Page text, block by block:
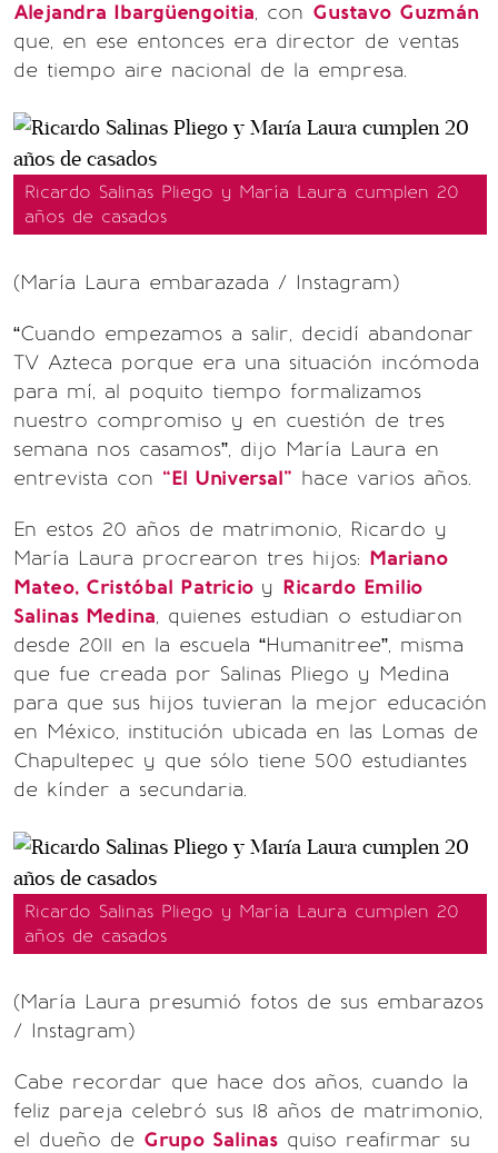
Alejandra Ibargüengoitia, con Gustavo Guzmán
que, en ese entonces era director de ventas
de tiempo aire nacional de la empresa.
Ricardo Salinas Pliego y María Laura cumplen 20
años de casados
(María Laura embarazada / Instagram)
“Cuando empezamos a salir, decidí abandonar
TV Azteca porque era una situación incómoda
para mí, al poquito tiempo formalizamos
nuestro compromiso y en cuestión de tres
semana nos casamos”, dijo María Laura en
entrevista con “El Universal” hace varios años.
En estos 20 años de matrimonio, Ricardo y
María Laura procrearon tres hijos: Mariano
Mateo, Cristóbal Patricio y Ricardo Emilio
Salinas Medina, quienes estudian o estudiaron
desde 2011 en la escuela “Humanitree”, misma
que fue creada por Salinas Pliego y Medina
para que sus hijos tuvieran la mejor educación
en México, institución ubicada en las Lomas de
Chapultepec y que sólo tiene 500 estudiantes
de kínder a secundaria.
Ricardo Salinas Pliego y María Laura cumplen 20
años de casados
(María Laura presumió fotos de sus embarazos
/ Instagram)
Cabe recordar que hace dos años, cuando la
feliz pareja celebró sus 18 años de matrimonio,
el dueño de Grupo Salinas quiso reafirmar su